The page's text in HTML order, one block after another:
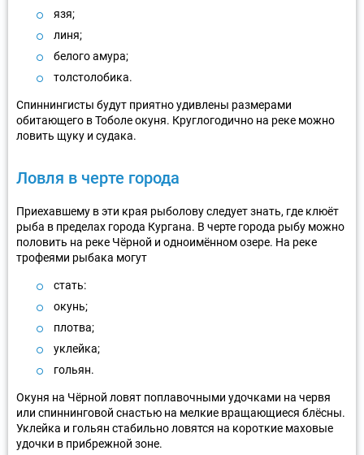
язя;
линя;
белого амура;
толстолобика.
Спиннингисты будут приятно удивлены размерами
обитающего в Тоболе окуня. Круглогодично на реке можно
ловить щуку и судака.
Ловля в черте города
Приехавшему в эти края рыболову следует знать, где клюёт
рыба в пределах города Кургана. В черте города рыбу можно
половить на реке Чёрной и одноимённом озере. На реке
трофеями рыбака могут
стать:
окунь;
плотва;
уклейка;
гольян.
Окуня на Чёрной ловят поплавочными удочками на червя
или спиннинговой снастью на мелкие вращающиеся блёсны.
Уклейка и гольян стабильно ловятся на короткие маховые
удочки в прибрежной зоне.